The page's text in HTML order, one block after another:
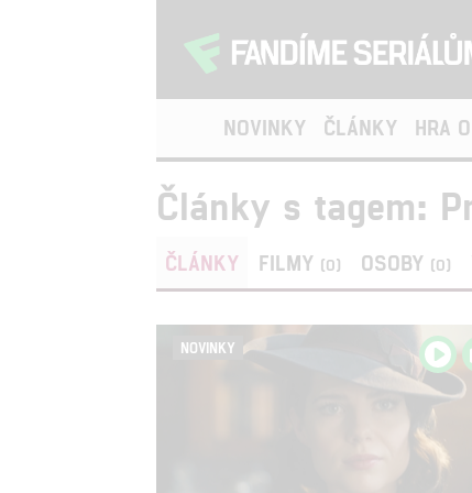
NOVINKY ČLÁNKY HRA
Články s tagem:
ČLÁNKY FILMY (0) OSOBY (0)
NOVINKY